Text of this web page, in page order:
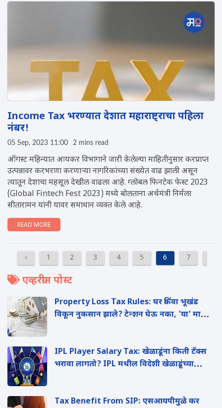
Income Tax भरण्यात देशात महाराष्ट्राचा पहिला
नंबर!
05 Sep, 2023 11:00 2 mins read
ऑगस्ट महिन्यात आयकर विभागाने जारी केलेल्या माहितीनुसार करप्राप्त
उत्पन्नावर करभरणा करणाऱ्या नागरिकांच्या संख्येत वाढ झाली असून
त्यातून देशाचा महसूल देखील वाढला आहे. ग्लोबल फिनटेक फेस्ट 2023
(Global Fintech Fest 2023) मध्ये बोलताना अर्थमंत्री निर्मला
सीतारामन यांनी यावर समाधान व्यक्त केले आहे.
READ MORE
‹ 1 2 3 4 5 6 7
एव्हरग्रीन पोस्ट
Property Loss Tax Rules: घर किंवा भूखंड
विकून नुकसान झाले? टेन्शन घेऊ नका, 'या' मार्गाने
IPL Player Salary Tax: खेळाडूंना किती टॅक्स
भरावा लागतो? IPL मधील विदेशी खेळाडूंच्या
Tax Benefit From SIP: एसआयपीमुळे कर